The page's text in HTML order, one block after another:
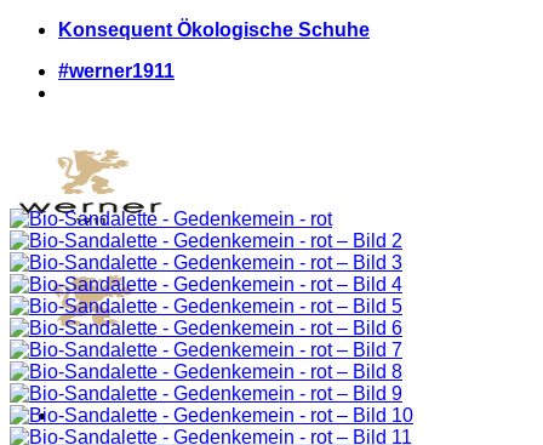
Zum
springen
Konsequent Ökologische Schuhe
#werner1911